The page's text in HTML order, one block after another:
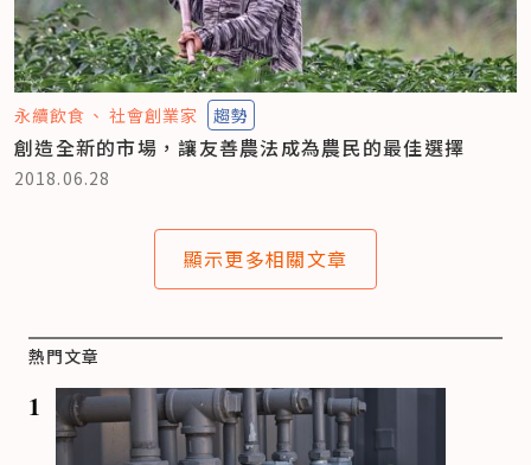
永續飲食 社會創業家 趨勢
創造全新的市場，讓友善農法成為農民的最佳選擇
2018.06.28
顯示更多相關文章
熱門文章
1